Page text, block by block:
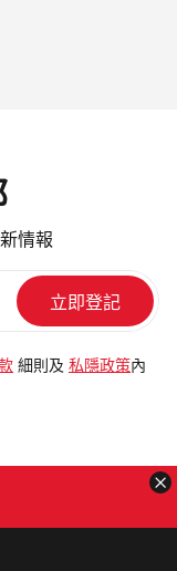
情報
細則及 私隱政策 內